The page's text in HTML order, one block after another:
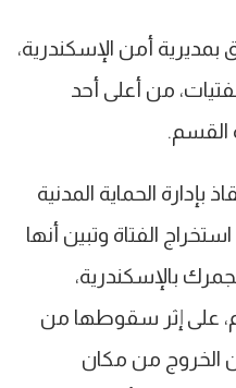
أمن الإسكندرية،
من أعلى أحد
القسم.
بإدارة الحماية المدنية
الفتاة وتبين أنها
بالإسكندرية،
على إثر سقوطها من
الخروج من مكان